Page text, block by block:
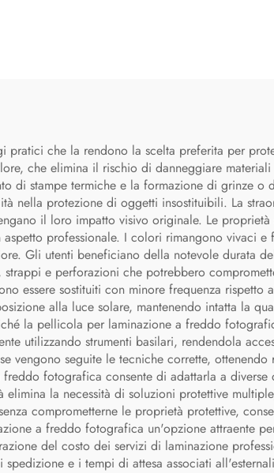
che la rendono la scelta preferita per
che elimina il rischio di danneggiare
di stampe termiche e la formazione di grinze o
nella protezione di oggetti insostituibili. La
il loro impatto visivo originale. Le
professionale. I colori rimangono vivaci
Gli utenti beneficiano della notevole durata
e perforazioni che potrebbero
essere sostituiti con minore frequenza
alla luce solare, mantenendo intatta la
la pellicola per laminazione a freddo
utilizzando strumenti basilari, rendendola
vengono seguite le tecniche corrette,
fotografica consente di adattarla a
la necessità di soluzioni protettive
comprometterne le proprietà protettive,
a freddo fotografica un'opzione attraente
del costo dei servizi di laminazione
e i tempi di attesa associati